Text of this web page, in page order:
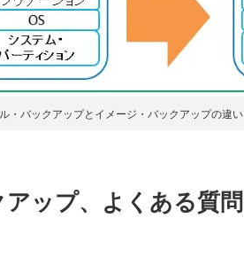
・バックアップとイメージ・バックアップの違い
ップ、よくある質問